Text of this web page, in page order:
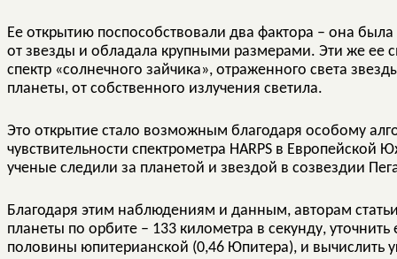
Ее открытию поспособствовали два фактора – она
от звезды и обладала крупными размерами. Эти же ее
спектр «солнечного зайчика», отраженного света
планеты, от собственного излучения светила.
Это открытие стало возможным благодаря особому
чувствительности спектрометра HARPS в
ученые следили за планетой и звездой в созвездии
Благодаря этим наблюдениям и данным, авторам
планеты по орбите – 133 километра в секунду,
половины юпитерианской (0,46 Юпитера), и вычислить